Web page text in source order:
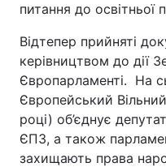
питання до освітньої
Відтепер прийняті
керівництвом до дії
Європарламенті. На
Європейський
році) об’єднує
ЄПЗ, а також
захищають права